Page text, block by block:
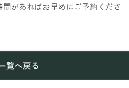
があればお早めにご予約くださ
覧へ戻る